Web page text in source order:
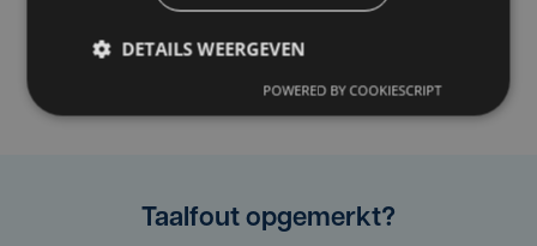
Taalfout opgemerkt?
DETAILS WEERGEVEN
POWERED BY COOKIESCRIPT